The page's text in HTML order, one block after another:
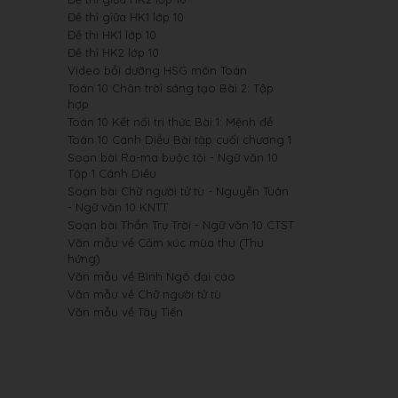
Đề thi giữa HK1 lớp 10
Đề thi HK1 lớp 10
Đề thi HK2 lớp 10
Video bồi dưỡng HSG môn Toán
Toán 10 Chân trời sáng tạo Bài 2: Tập
hợp
Toán 10 Kết nối tri thức Bài 1: Mệnh đề
Toán 10 Cánh Diều Bài tập cuối chương 1
Soạn bài Ra-ma buộc tội - Ngữ văn 10
Tập 1 Cánh Diều
Soạn bài Chữ người tử tù - Nguyễn Tuân
- Ngữ văn 10 KNTT
Soạn bài Thần Trụ Trời - Ngữ văn 10 CTST
Văn mẫu về Cảm xúc mùa thu (Thu
hứng)
Văn mẫu về Bình Ngô đại cáo
Văn mẫu về Chữ người tử tù
Văn mẫu về Tây Tiến